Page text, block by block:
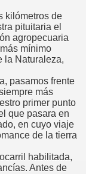
kilómetros de
pituitaria el
agropecuaria
mínimo
la Naturaleza,
pasamos frente
más
primer punto
que pasara en
en cuyo viaje
de la tierra
habilitada,
Antes de